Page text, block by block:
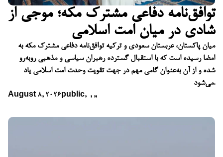
توافق‌نامه دفاعی مشترک مکه؛ موجی از
شادی در میان امت اسلامی
میان پاکستان، عربستان سعودی و ترکیه توافق‌نامه دفاعی مشترک مکه به
امضا رسیده است که با استقبال گسترده رهبران سیاسی و مذهبی روبه‌رو
شده و از آن به‌عنوان گامی مهم در جهت تقویت وحدت امت اسلامی یاد
می‌شود.
August 8, 2026 public, ,,,